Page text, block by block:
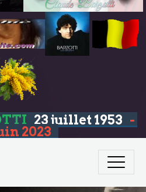
23 juillet 1953 -
2023